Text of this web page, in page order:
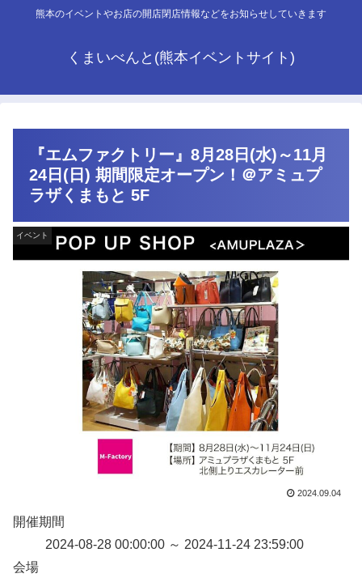
熊本のイベントやお店の開店閉店情報などをお知らせしていきます
くまいべんと(熊本イベントサイト)
『エムファクトリー』8月28日(水)～11月
24日(日) 期間限定オープン！＠アミュプ
ラザくまもと 5F
イベント
2024.09.04
開催期間
2024-08-28 00:00:00 ～ 2024-11-24 23:59:00
会場